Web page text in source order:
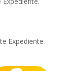
Expediente.